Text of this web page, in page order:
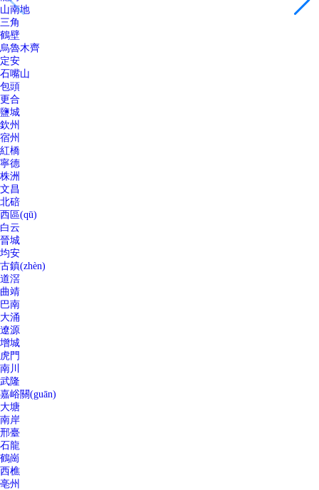
山南地
三角
鶴壁
烏魯木齊
定安
石嘴山
包頭
更合
鹽城
欽州
宿州
紅橋
寧德
株洲
文昌
北碚
西區(qū)
白云
晉城
均安
古鎮(zhèn)
道滘
曲靖
巴南
大涌
遼源
增城
虎門
南川
武隆
嘉峪關(guān)
大塘
南岸
邢臺
石龍
鶴崗
西樵
亳州